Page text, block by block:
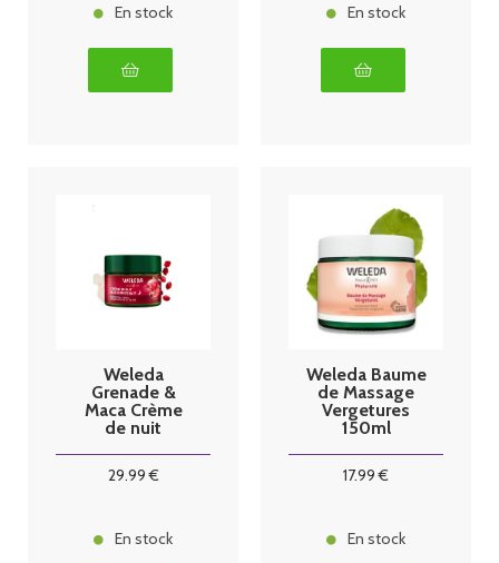
En stock En stock
Weleda
Grenade &
Maca Crème
de nuit
29.99€
En stock
Weleda Baume
de Massage
Vergetures
150ml
17.99 €
En stock